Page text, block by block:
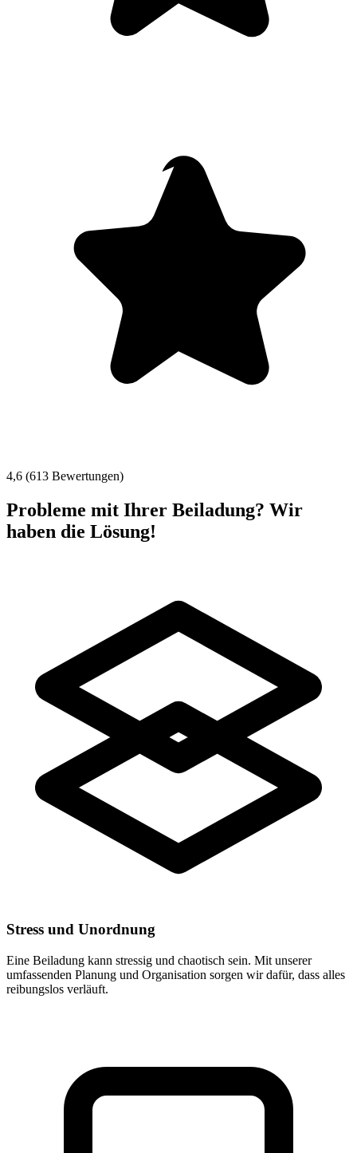
4,6 (613 Bewertungen)
Probleme mit Ihrer Beiladung? Wir
haben die Lösung!
Stress und Unordnung
Eine Beiladung kann stressig und chaotisch sein. Mit unserer
umfassenden Planung und Organisation sorgen wir dafür, dass alles
reibungslos verläuft.